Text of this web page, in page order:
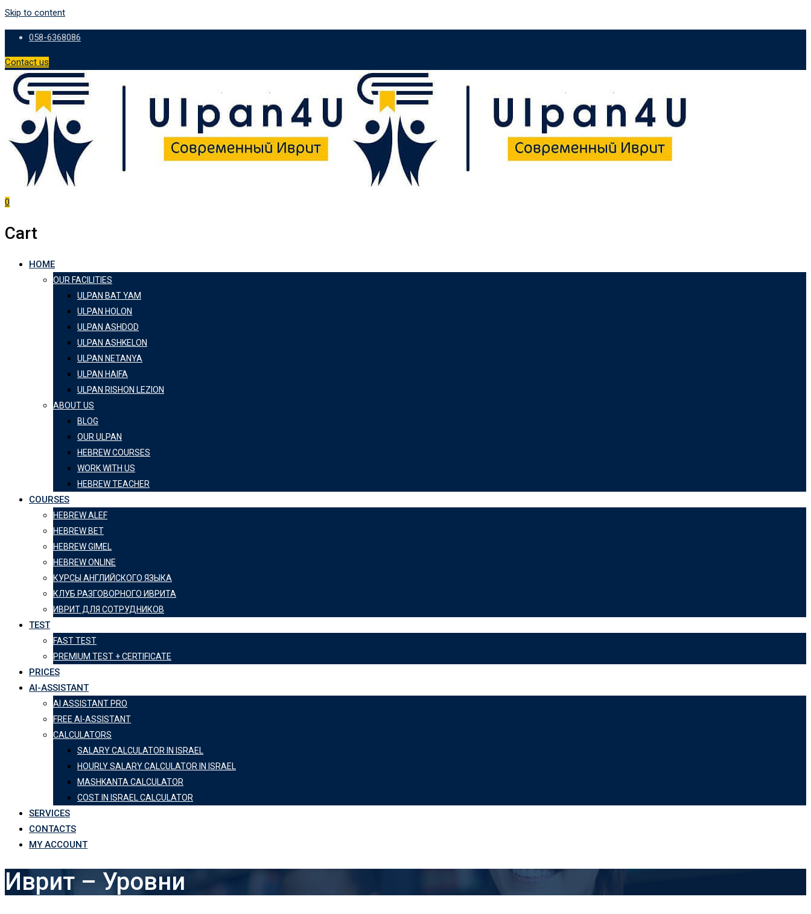
Skip to content
058-6368086
Contact us
0
Cart
HOME
OUR FACILITIES
ULPAN BAT YAM
ULPAN HOLON
ULPAN ASHDOD
ULPAN ASHKELON
ULPAN NETANYA
ULPAN HAIFA
ULPAN RISHON LEZION
ABOUT US
BLOG
OUR ULPAN
HEBREW COURSES
WORK WITH US
HEBREW TEACHER
COURSES
HEBREW ALEF
HEBREW BET
HEBREW GIMEL
HEBREW ONLINE
КУРСЫ АНГЛИЙСКОГО ЯЗЫКА
КЛУБ РАЗГОВОРНОГО ИВРИТА
ИВРИТ ДЛЯ СОТРУДНИКОВ
TEST
FAST TEST
PREMIUM TEST + CERTIFICATE
PRICES
AI-ASSISTANT
AI ASSISTANT PRO
FREE AI-ASSISTANT
CALCULATORS
SALARY CALCULATOR IN ISRAEL
HOURLY SALARY CALCULATOR IN ISRAEL
MASHKANTA CALCULATOR
COST IN ISRAEL CALCULATOR
SERVICES
CONTACTS
MY ACCOUNT
Иврит – Уровни